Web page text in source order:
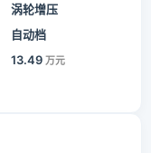
涡轮增压
自动档
13.49 万元